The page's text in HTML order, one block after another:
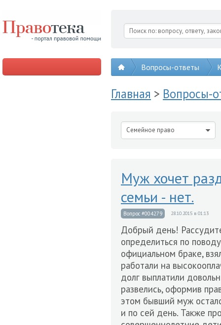
Вопросы-ответы
Главная > Вопросы-
Семейное право
Муж хочет
семьи - нет.
Вопрос #004279 28.10.2015 в 01:13
Добрый день!
определиться по
официальном браке,
работали на
долг выплатили
развелись, оформив
этом бывший муж
и по сей день. Также